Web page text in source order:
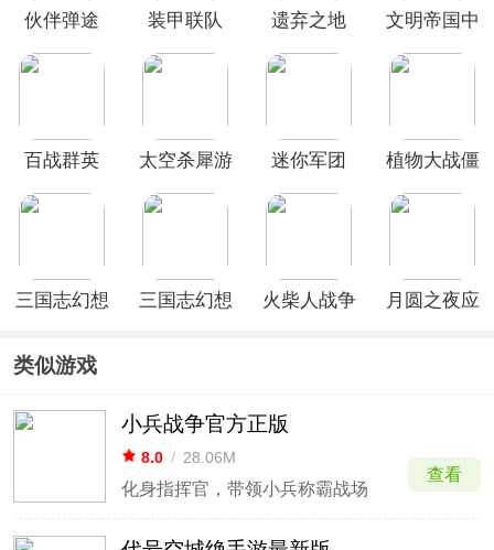
伙伴弹途
装甲联队
遗弃之地
文明帝国中
百战群英
太空杀犀游
迷你军团
植物大战僵
三国志幻想
歌
三国志幻想
火柴人战争
月圆之夜应
类似游戏
小兵战争官方正版
8.0 / 28.06M
化身指挥官，带领小兵称霸战场
查看